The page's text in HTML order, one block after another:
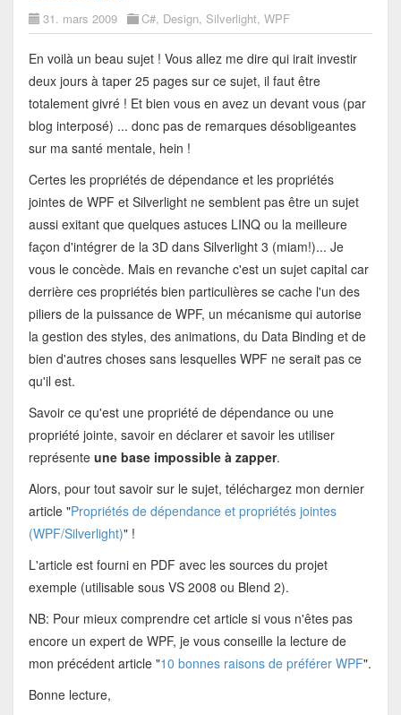
31. mars 2009 C#, Design, Silverlight, WPF
En voilà un beau sujet ! Vous allez me dire qui irait investir
deux jours à taper 25 pages sur ce sujet, il faut être
totalement givré ! Et bien vous en avez un devant vous (par
blog interposé) ... donc pas de remarques désobligeantes
sur ma santé mentale, hein !
Certes les propriétés de dépendance et les propriétés
jointes de WPF et Silverlight ne semblent pas être un sujet
aussi exitant que quelques astuces LINQ ou la meilleure
façon d'intégrer de la 3D dans Silverlight 3 (miam!)... Je
vous le concède. Mais en revanche c'est un sujet capital car
derrière ces propriétés bien particulières se cache l'un des
piliers de la puissance de WPF, un mécanisme qui autorise
la gestion des styles, des animations, du Data Binding et de
bien d'autres choses sans lesquelles WPF ne serait pas ce
qu'il est.
Savoir ce qu'est une propriété de dépendance ou une
propriété jointe, savoir en déclarer et savoir les utiliser
représente une base impossible à zapper.
Alors, pour tout savoir sur le sujet, téléchargez mon dernier
article "Propriétés de dépendance et propriétés jointes
(WPF/Silverlight)" !
L'article est fourni en PDF avec les sources du projet
exemple (utilisable sous VS 2008 ou Blend 2).
NB: Pour mieux comprendre cet article si vous n'êtes pas
encore un expert de WPF, je vous conseille la lecture de
mon précédent article "10 bonnes raisons de préférer WPF".
Bonne lecture,